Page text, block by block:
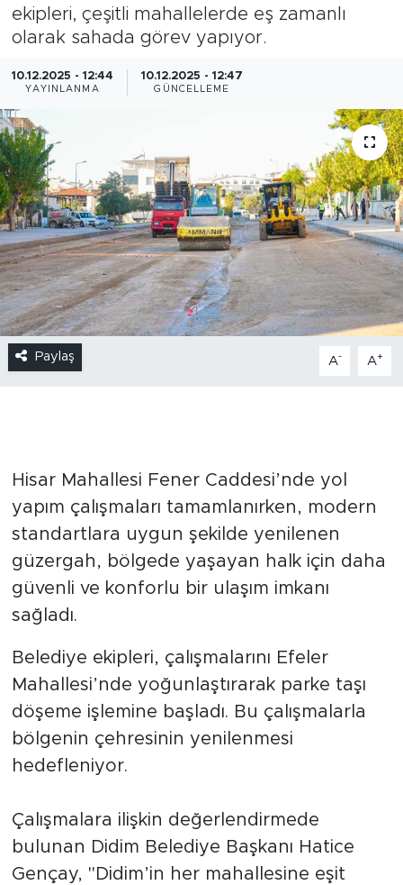
ekipleri, çeşitli mahallelerde eş zamanlı
olarak sahada görev yapıyor.
10.12.2025 - 12:44
YAYINLANMA
10.12.2025 - 12:47
GÜNCELLEME
Paylaş A- A+
Hisar Mahallesi Fener Caddesi’nde yol
yapım çalışmaları tamamlanırken, modern
standartlara uygun şekilde yenilenen
güzergah, bölgede yaşayan halk için daha
güvenli ve konforlu bir ulaşım imkanı
sağladı.
Belediye ekipleri, çalışmalarını Efeler
Mahallesi’nde yoğunlaştırarak parke taşı
döşeme işlemine başladı. Bu çalışmalarla
bölgenin çehresinin yenilenmesi
hedefleniyor.
Çalışmalara ilişkin değerlendirmede
bulunan Didim Belediye Başkanı Hatice
Gençay, "Didim’in her mahallesine eşit